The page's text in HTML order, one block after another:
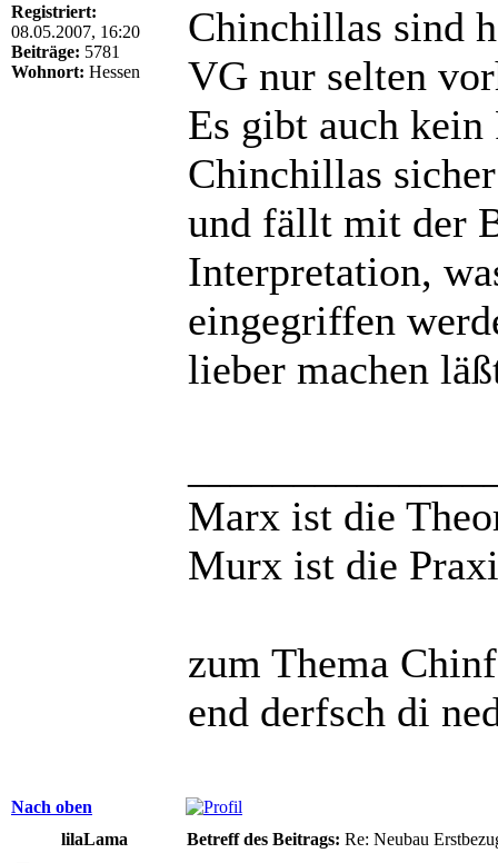
Registriert:
08.05.2007, 16:20
Beiträge: 5781
Wohnort: Hessen
Chinchillas sind
VG nur selten
Es gibt auch kein
Chinchillas
und fällt mit der
Interpretation,
eingegriffen
lieber machen
Marx ist die
Murx ist die
zum Thema
end derfsch di
Nach oben
lilaLama
Betreff des Beitrags: Re: Neubau